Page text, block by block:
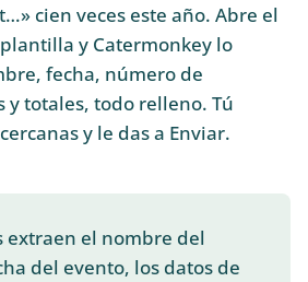
cien veces este año. Abre el
y Catermonkey lo
fecha, número de
y totales, todo relleno. Tú
y le das a Enviar.
extraen el nombre del
del evento, los datos de